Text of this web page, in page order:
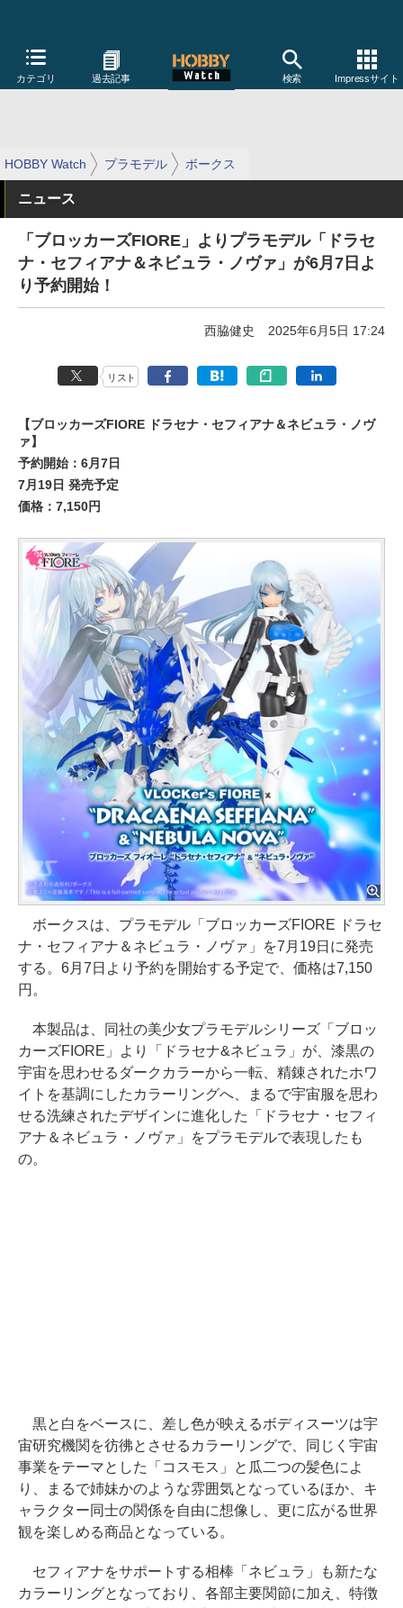
カテゴリ 過去記事 検索 Impressサイト
HOBBY Watch プラモデル ボークス
ニュース
「ブロッカーズFIORE」よりプラモデル「ドラセ
ナ・セフィアナ＆ネビュラ・ノヴァ」が6月7日よ
り予約開始！
西脇健史 2025年6月5日 17:24
リスト
【ブロッカーズFIORE ドラセナ・セフィアナ＆ネビュラ・ノヴ
ァ】
予約開始：6月7日
7月19日 発売予定
価格：7,150円
ボークスは、プラモデル「ブロッカーズFIORE ドラセ
ナ・セフィアナ＆ネビュラ・ノヴァ」を7月19日に発売
する。6月7日より予約を開始する予定で、価格は7,150
円。
本製品は、同社の美少女プラモデルシリーズ「ブロッ
カーズFIORE」より「ドラセナ&ネビュラ」が、漆黒の
宇宙を思わせるダークカラーから一転、精錬されたホワ
イトを基調にしたカラーリングへ、まるで宇宙服を思わ
せる洗練されたデザインに進化した「ドラセナ・セフィ
アナ＆ネビュラ・ノヴァ」をプラモデルで表現したも
の。
黒と白をベースに、差し色が映えるボディスーツは宇
宙研究機関を彷彿とさせるカラーリングで、同じく宇宙
事業をテーマとした「コスモス」と瓜二つの髪色によ
り、まるで姉妹かのような雰囲気となっているほか、キ
ャラクター同士の関係を自由に想像し、更に広がる世界
観を楽しめる商品となっている。
セフィアナをサポートする相棒「ネビュラ」も新たな
カラーリングとなっており、各部主要関節に加え、特徴